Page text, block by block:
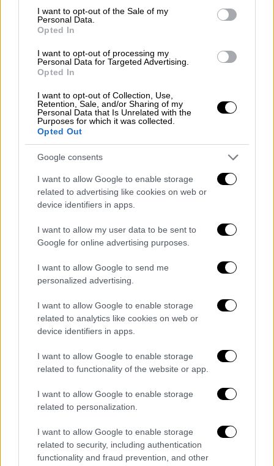
consent section.
I want to opt-out of the Sale of my
Personal Data.
Opted In
I want to opt-out of processing my
Personal Data for Targeted Advertising.
Opted In
I want to opt-out of Collection, Use,
Retention, Sale, and/or Sharing of my
Personal Data that Is Unrelated with the
Purposes for which it was collected.
Opted Out
Google consents
I want to allow Google to enable storage
related to advertising like cookies on web or
device identifiers in apps.
I want to allow my user data to be sent to
Google for online advertising purposes.
I want to allow Google to send me
personalized advertising.
I want to allow Google to enable storage
related to analytics like cookies on web or
device identifiers in apps.
I want to allow Google to enable storage
related to functionality of the website or app.
I want to allow Google to enable storage
related to personalization.
I want to allow Google to enable storage
related to security, including authentication
functionality and fraud prevention, and other
Lifestyle 13.07.2024 21:51
Κριστιάνο Ρονάλντο: Διακοπές με την
Georgina μετά τον αποκλεισμό από το
Euro 2024
Γρήγορα ξεπέρασε τον αποκλεισμό
Αποκαλυπτικό δημοσίευμα Football Talk:
Αλ Νασρ στο επόμενο Champions
League»